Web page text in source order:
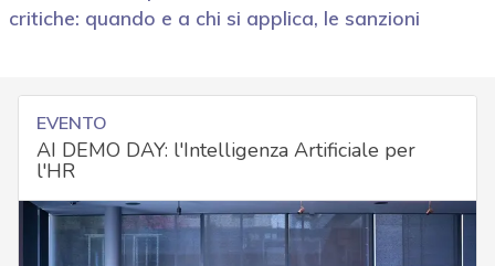
critiche: quando e a chi si applica, le sanzioni
EVENTO
AI DEMO DAY: l'Intelligenza Artificiale per
l'HR